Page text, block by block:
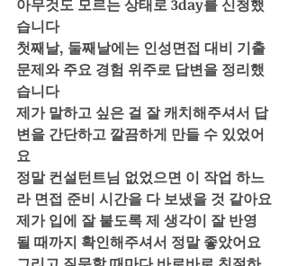
아무것도 모르는 상태로 3day를 신청했
습니다
첫째날, 둘째날에는 인성면접 대비 기출
문제와 주요 경험 위주로 답변을 정리했
습니다
제가 말하고 싶은 걸 잘 캐치해주셔서 답
변을 간단하고 깔끔하게 만들 수 있었어
요
정말 컨설턴트님 없었으면 이 작업 하느
라 면접 준비 시간을 다 보냈을 것 같아요
제가 입에 잘 붙도록 제 생각이 잘 반영
될 때까지 확인해주셔서 정말 좋았어요